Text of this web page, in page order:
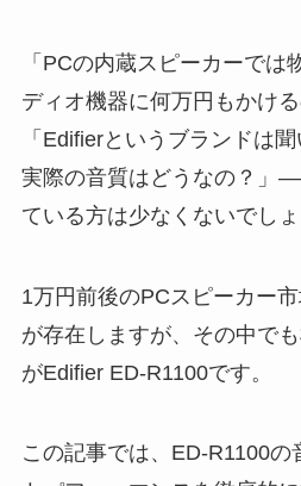
「PCの内蔵スピーカーでは
ディオ機器に何万円もかける
「Edifierというブランドは
実際の音質はどうなの？」
ている方は少なくないでしょ
1万円前後のPCスピーカー
が存在しますが、その中で
がEdifier ED-R1100です。
この記事では、ED-R1100の